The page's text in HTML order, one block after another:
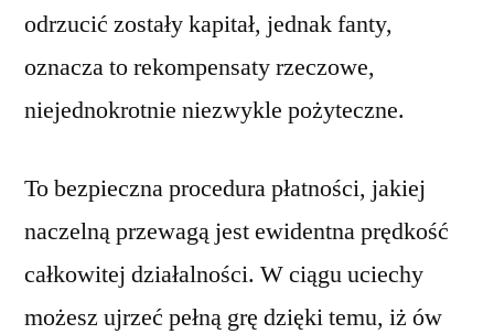
odrzucić zostały kapitał, jednak fanty,
oznacza to rekompensaty rzeczowe,
niejednokrotnie niezwykle pożyteczne.
To bezpieczna procedura płatności, jakiej
naczelną przewagą jest ewidentna prędkość
całkowitej działalności. W ciągu uciechy
możesz ujrzeć pełną grę dzięki temu, iż ów